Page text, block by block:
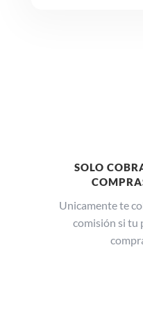
SOLO
Unicamente te
comisión si tu